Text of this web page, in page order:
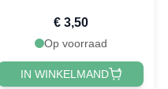
€ 3,50
Op voorraad
IN WINKELMAND